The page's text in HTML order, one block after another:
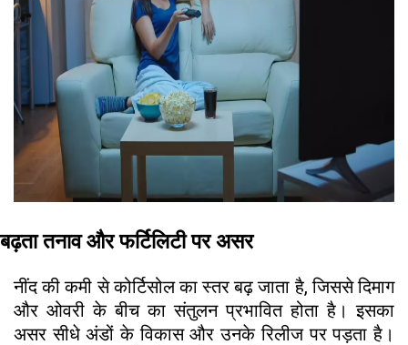
बढ़ता तनाव और फर्टिलिटी पर असर
नींद की कमी से कोर्टिसोल का स्तर बढ़ जाता है, जिससे दिमाग
और ओवरी के बीच का संतुलन प्रभावित होता है। इसका
असर सीधे अंडों के विकास और उनके रिलीज पर पड़ता है।